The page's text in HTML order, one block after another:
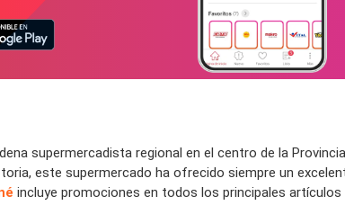
supermercadista regional en el centro de la
este supermercado ha ofrecido siempre un
incluye promociones en todos los principales